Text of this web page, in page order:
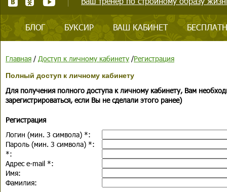
БЛОГ БУКСИР ВАШ КАБИНЕТ
Главная / Доступ к личному кабинету /Регистрация
Полный доступ к личному кабинету
Для получения полного доступа к личному кабинету, Вам
зарегистрироваться, если Вы не сделали этого ранее)
Регистрация
Логин (мин. 3 символа) *:
Пароль (мин. 3 символа) *:
*:
Адрес e-mail *:
Имя:
Фамилия: